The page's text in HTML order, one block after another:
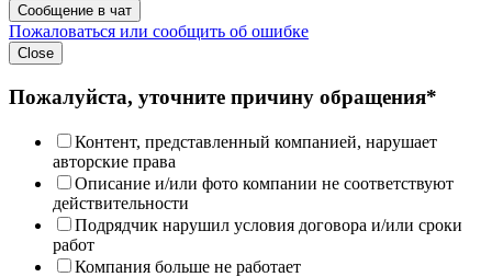
Сообщение в чат
Пожаловаться или сообщить об ошибке
Close
Пожалуйста, уточните причину обращения*
Контент, представленный компанией, нарушает
авторские права
Описание и/или фото компании не соответствуют
действительности
Подрядчик нарушил условия договора и/или сроки
работ
Компания больше не работает